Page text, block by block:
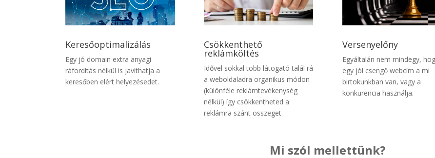
Keresőoptimalizálás
Egy jó domain extra anyagi
ráfordítás nélkül is javíthatja a
keresőben elért helyezésedet.
Csökkenthető
reklámköltés
Idővel sokkal több látogató talál rá
a weboldaladra organikus módon
(különféle reklámtevékenység
nélkül) így csökkentheted a
reklámra szánt összeget.
Versenyelőny
Egyáltalán nem mindegy,
egy jól csengő webcím a mi
birtokunkban van, vagy a
konkurencia használja.
Mi szól mellettünk?